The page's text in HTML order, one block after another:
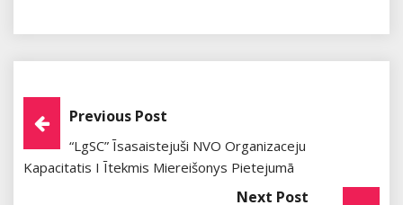
Post
Navigation
Previous Post
“LgSC” Īsasaistejuši NVO Organizaceju
Kapacitatis I Ītekmis Miereišonys Pietejumā
Next Post